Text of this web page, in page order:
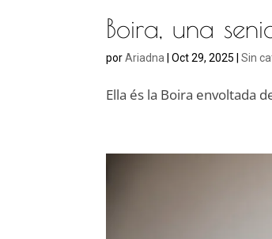
Boira, una
porAriadna |Oct 29, 2025 |Sin
Ella és la Boira envoltada